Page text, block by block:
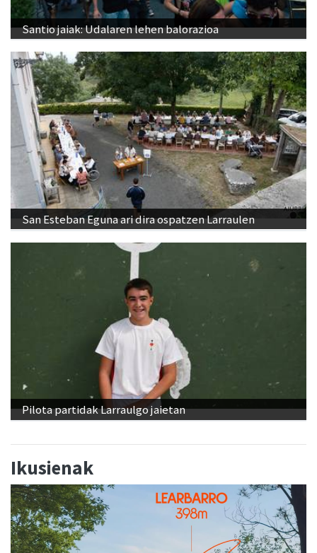
Santio jaiak: Udalaren lehen balorazioa
San Esteban Eguna ari dira ospatzen Larraulen
Pilota partidak Larraulgo jaietan
Ikusienak